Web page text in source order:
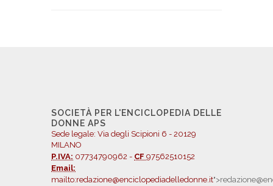
SOCIETÀ PER L'ENCICLOPEDIA DELLE
DONNE APS
Sede legale: Via degli Scipioni 6 - 20129
MILANO
P.IVA: 07734790962 - CF 97562510152
Email:
mailto:redazione@enciclopediadelledonne.it